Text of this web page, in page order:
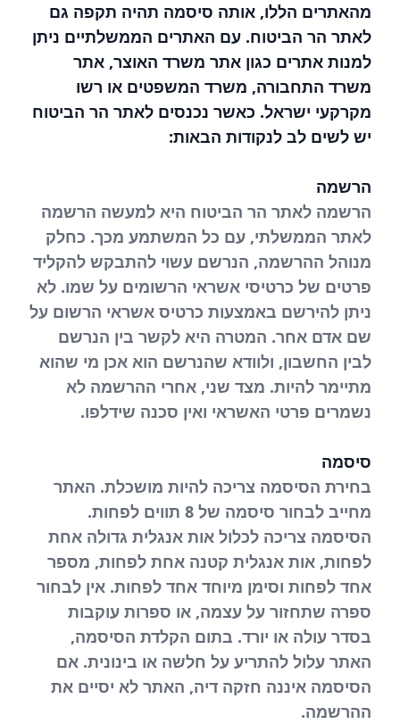
מהאתרים הללו, אותה סיסמה תהיה תקפה גם
לאתר הר הביטוח. עם האתרים הממשלתיים ניתן
למנות אתרים כגון אתר משרד האוצר, אתר
משרד התחבורה, משרד המשפטים או רשו
מקרקעי ישראל. כאשר נכנסים לאתר הר הביטוח
יש לשים לב לנקודות הבאות:
הרשמה
הרשמה לאתר הר הביטוח היא למעשה הרשמה
לאתר הממשלתי, עם כל המשתמע מכך. כחלק
מנוהל ההרשמה, הנרשם עשוי להתבקש להקליד
פרטים של כרטיסי אשראי הרשומים על שמו. לא
ניתן להירשם באמצעות כרטיס אשראי הרשום על
שם אדם אחר. המטרה היא לקשר בין הנרשם
לבין החשבון, ולוודא שהנרשם הוא אכן מי שהוא
מתיימר להיות. מצד שני, אחרי ההרשמה לא
נשמרים פרטי האשראי ואין סכנה שידלפו.
סיסמה
בחירת הסיסמה צריכה להיות מושכלת. האתר
מחייב לבחור סיסמה של 8 תווים לפחות.
הסיסמה צריכה לכלול אות אנגלית גדולה אחת
לפחות, אות אנגלית קטנה אחת לפחות, מספר
אחד לפחות וסימן מיוחד אחד לפחות. אין לבחור
ספרה שתחזור על עצמה, או ספרות עוקבות
בסדר עולה או יורד. בתום הקלדת הסיסמה,
האתר עלול להתריע על חלשה או בינונית. אם
הסיסמה איננה חזקה דיה, האתר לא יסיים את
ההרשמה.